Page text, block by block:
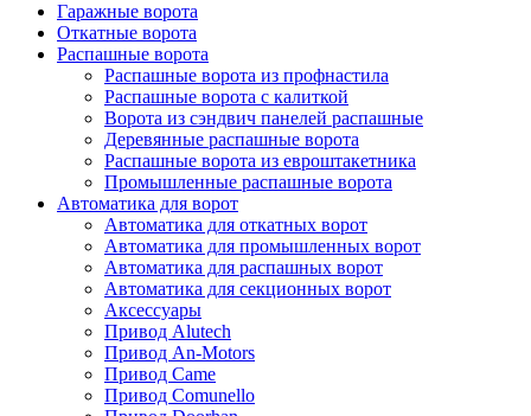
Гаражные ворота
Откатные ворота
Распашные ворота
Распашные ворота из профнастила
Распашные ворота с калиткой
Ворота из сэндвич панелей распашные
Деревянные распашные ворота
Распашные ворота из евроштакетника
Промышленные распашные ворота
Автоматика для ворот
Автоматика для откатных ворот
Автоматика для промышленных ворот
Автоматика для распашных ворот
Автоматика для секционных ворот
Аксессуары
Привод Alutech
Привод An-Motors
Привод Came
Привод Comunello